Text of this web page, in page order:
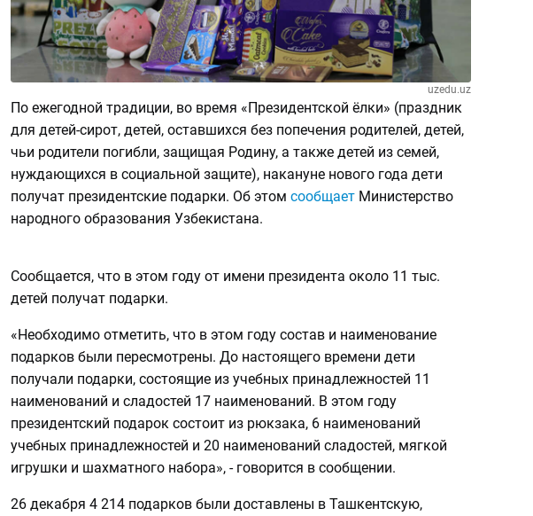
uzedu.uz
По ежегодной традиции, во время «Президентской ёлки» (праздник
для детей-сирот, детей, оставшихся без попечения родителей, детей,
чьи родители погибли, защищая Родину, а также детей из семей,
нуждающихся в социальной защите), накануне нового года дети
получат президентские подарки. Об этом сообщаетМинистерство
народного образования Узбекистана.
Сообщается, что в этом году от имени президента около 11 тыс.
детей получат подарки.
«Необходимо отметить, что в этом году состав и наименование
подарков были пересмотрены. До настоящего времени дети
получали подарки, состоящие из учебных принадлежностей 11
наименований и сладостей 17 наименований. В этом году
президентский подарок состоит из рюкзака, 6 наименований
учебных принадлежностей и 20 наименований сладостей, мягкой
игрушки и шахматного набора», - говорится в сообщении.
26 декабря 4 214 подарков были доставлены в Ташкентскую,